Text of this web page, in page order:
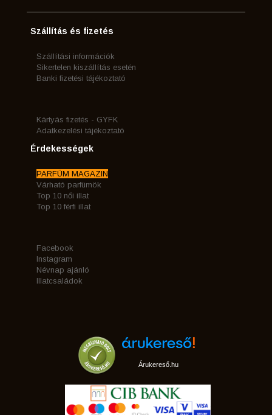
Szállítás és fizetés
Szállítási információk
Sikertelen kiszállítás esetén
Banki fizetési tájékoztató
Kártyás fizetés - GYFK
Adatkezelési tájékoztató
Érdekességek
PARFÜM MAGAZIN
Várható parfümök
Top 10 női illat
Top 10 férfi illat
Facebook
Instagram
Névnap ajánló
Illatcsaládok
Árukereső.hu